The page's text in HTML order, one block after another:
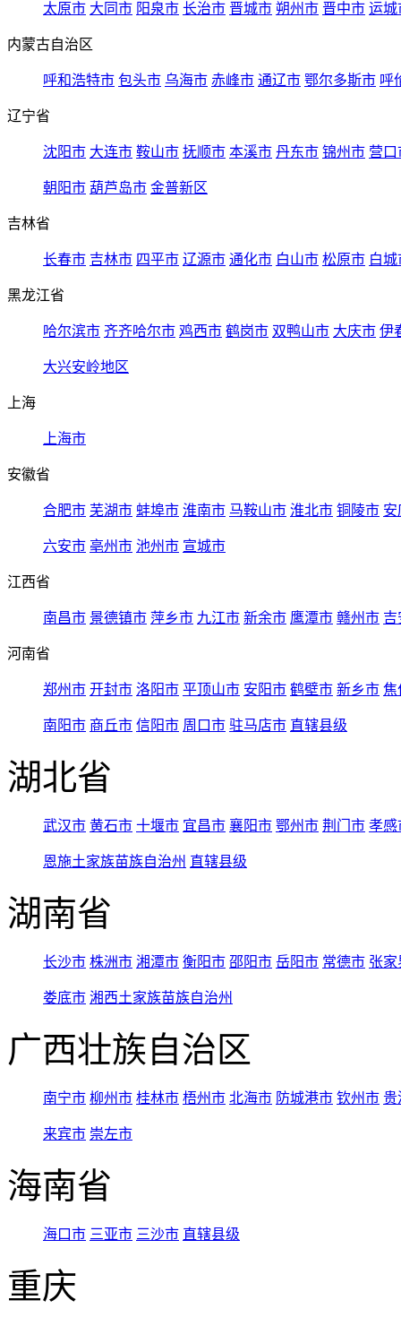
太原市 大同市 阳泉市 长治市 晋城市 朔州市 晋中市 运城
内蒙古自治区
呼和浩特市 包头市 乌海市 赤峰市 通辽市 鄂尔多斯市 呼
辽宁省
沈阳市 大连市 鞍山市 抚顺市 本溪市 丹东市 锦州市 营口
朝阳市 葫芦岛市 金普新区
吉林省
长春市 吉林市 四平市 辽源市 通化市 白山市 松原市 白城
黑龙江省
哈尔滨市 齐齐哈尔市 鸡西市 鹤岗市 双鸭山市 大庆市 伊
大兴安岭地区
上海
上海市
安徽省
合肥市 芜湖市 蚌埠市 淮南市 马鞍山市 淮北市 铜陵市 安
六安市 亳州市 池州市 宣城市
江西省
南昌市 景德镇市 萍乡市 九江市 新余市 鹰潭市 赣州市 吉
河南省
郑州市 开封市 洛阳市 平顶山市 安阳市 鹤壁市 新乡市 焦
南阳市 商丘市 信阳市 周口市 驻马店市 直辖县级
湖北省
武汉市 黄石市 十堰市 宜昌市 襄阳市 鄂州市 荆门市 孝感
恩施土家族苗族自治州 直辖县级
湖南省
长沙市 株洲市 湘潭市 衡阳市 邵阳市 岳阳市 常德市 张家
娄底市 湘西土家族苗族自治州
广西壮族自治区
南宁市 柳州市 桂林市 梧州市 北海市 防城港市 钦州市 贵
来宾市 崇左市
海南省
海口市 三亚市 三沙市 直辖县级
重庆